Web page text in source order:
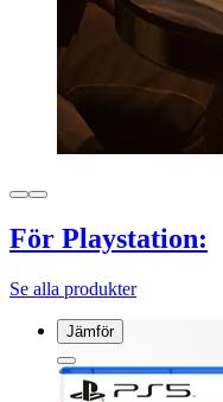
För Playstation:
Se alla produkter
Jämför